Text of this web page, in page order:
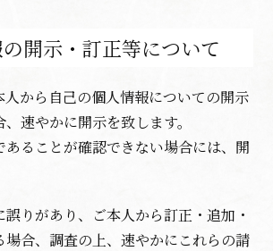
開示・訂正等について
人から自己の個人情報についての開示
速やかに開示を致します。
あることが確認できない場合には、開
りがあり、ご本人から訂正・追加・
場合、調査の上、速やかにこれらの請